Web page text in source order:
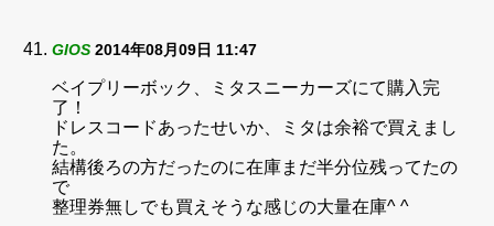
GIOS 2014年08月09日 11:47
ベイプリーボック、ミタスニーカーズにて購入完
了！
ドレスコードあったせいか、ミタは余裕で買えまし
た。
結構後ろの方だったのに在庫まだ半分位残ってたの
で
整理券無しでも買えそうな感じの大量在庫^ ^